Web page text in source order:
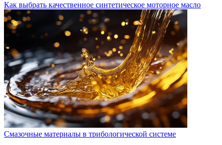
Как выбрать качественное синтетическое моторное масло
Смазочные материалы в трибологической системе